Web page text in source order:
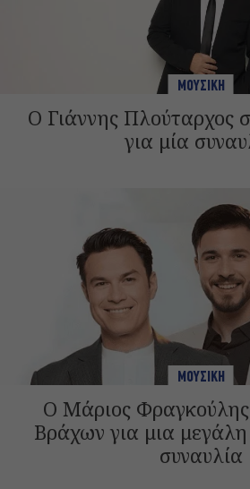
ΜΟΥΣΙΚΗ
Ο Γιάννης Πλούταρχος
για μία
ΜΟΥΣΙΚΗ
Ο Μάριος
Βράχων για μια
συναυλία